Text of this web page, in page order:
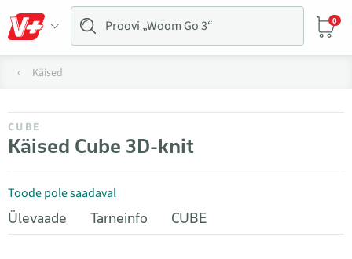
0
Käised
CUBE
Käised Cube 3D-knit
Toode pole saadaval
Ülevaade
Tarneinfo CUBE